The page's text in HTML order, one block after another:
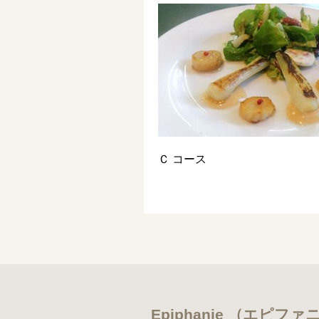
Ｃ コース
Epiphanie （エピファ